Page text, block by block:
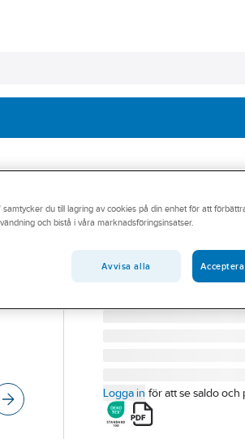
BLÅKLÄDER
Pikétröja
PIKÉTRÖJA BLK 3305-
Artikelnummer:
461843
Logga in för att se saldo och
du till lagring av cookies på din enhet för att
och bistå i våra marknadsföringsinsatser.
Avvisa alla